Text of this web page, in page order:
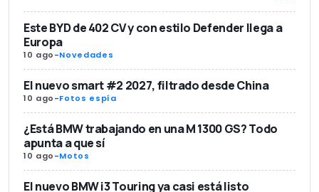
Este BYD de 402 CV y con estilo Defender llega a
Europa
10 ago-Novedades
El nuevo smart #2 2027, filtrado desde China
10 ago-Fotos espía
¿Está BMW trabajando en una M 1300 GS? Todo
apunta a que sí
10 ago-Motos
El nuevo BMW i3 Touring ya casi está listo